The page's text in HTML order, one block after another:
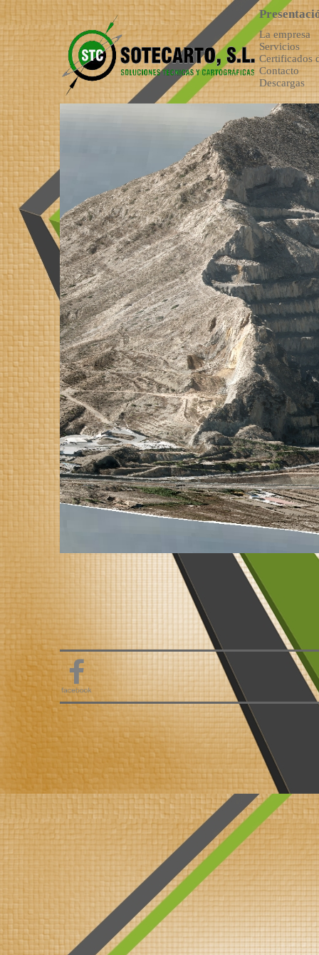
La empresa
Servicios
Certificados
Contacto
Descargas
Aeropuerto De Málaga
Replanteo de Marcas Horizontales en la Nueva